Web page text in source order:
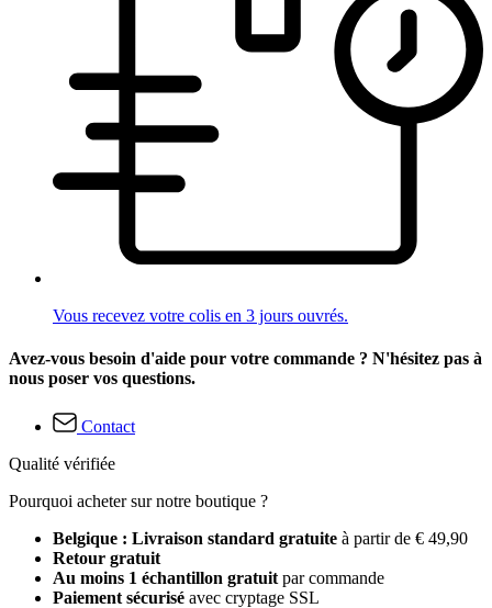
Vous recevez votre colis en 3 jours ouvrés.
Avez-vous besoin d'aide pour votre commande ? N'hésitez pas à
nous poser vos questions.
Contact
Qualité vérifiée
Pourquoi acheter sur notre boutique ?
Belgique : Livraison standard gratuite à partir de € 49,90
Retour gratuit
Au moins 1 échantillon gratuit par commande
Paiement sécurisé avec cryptage SSL